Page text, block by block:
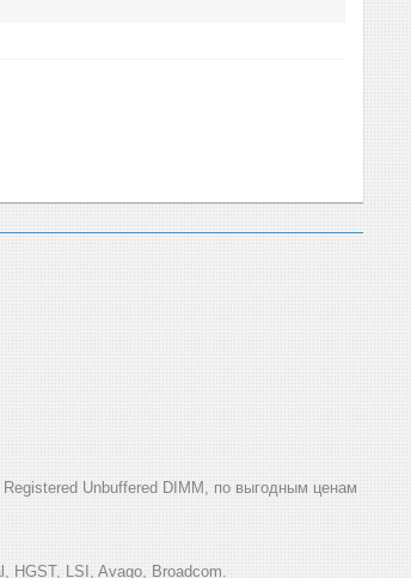
Unbuffered DIMM, по выгодным ценам
LSI, Avago, Broadcom.